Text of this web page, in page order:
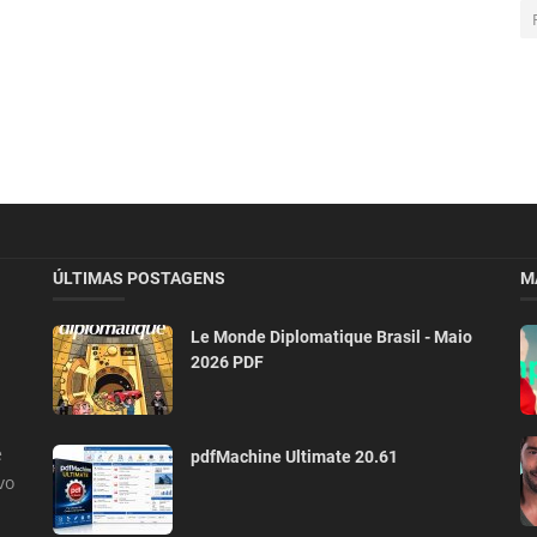
ÚLTIMAS POSTAGENS
Le Monde Diplomatique Brasil - Maio
2026 PDF
pdfMachine Ultimate 20.61